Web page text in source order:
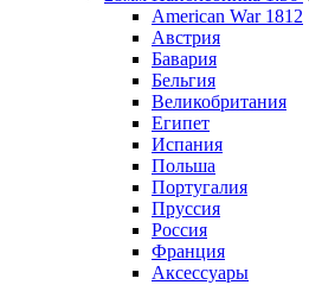
American War 1812
Австрия
Бавария
Бельгия
Великобритания
Египет
Испания
Польша
Португалия
Пруссия
Россия
Франция
Аксессуары